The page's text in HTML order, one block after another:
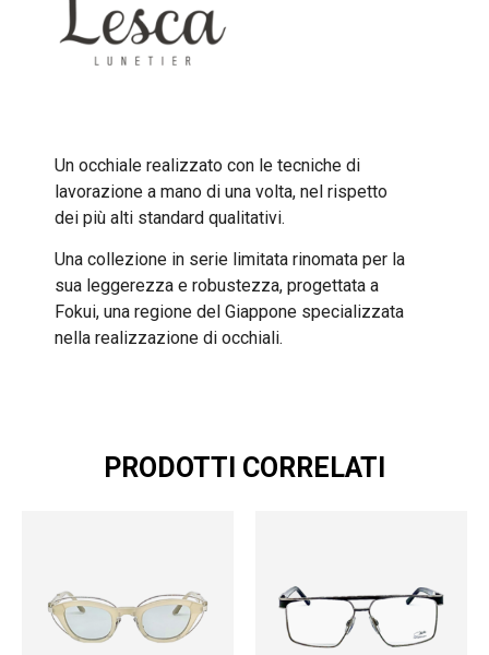
Un occhiale realizzato con le tecniche di
lavorazione a mano di una volta, nel rispetto
dei più alti standard qualitativi.
Una collezione in serie limitata rinomata per la
sua leggerezza e robustezza, progettata a
Fokui, una regione del Giappone specializzata
nella realizzazione di occhiali.
PRODOTTI CORRELATI